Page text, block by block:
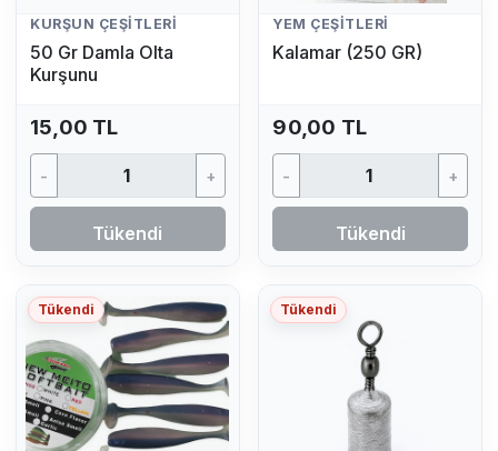
KURŞUN ÇEŞITLERI
50 Gr Damla Olta
Kurşunu
15,00 TL
- +
Tükendi
YEM ÇEŞITLERI
Kalamar (250 GR)
90,00 TL
- +
Tükendi
Tükendi Tükendi